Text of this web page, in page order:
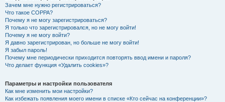
Зачем мне нужно регистрироваться?
Что такое COPPA?
Почему я не могу зарегистрироваться?
Я только что зарегистрировался, но не могу войти!
Почему я не могу войти?
Я давно зарегистрирован, но больше не могу войти!
Я забыл пароль!
Почему мне периодически приходится повторять ввод имени и пароля?
Что делает функция «Удалить cookies»?
Параметры и настройки пользователя
Как мне изменить мои настройки?
Как избежать появления моего имени в списке «Кто сейчас на конференции»?